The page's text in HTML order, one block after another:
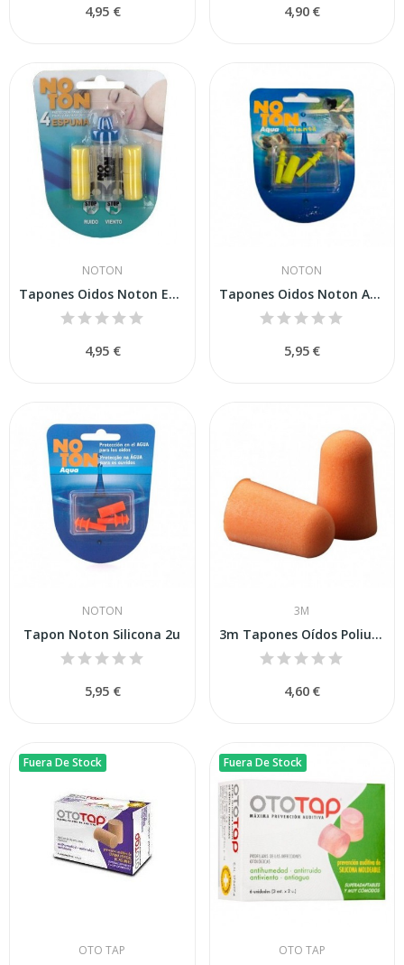
4,95 € 4,90 €
NOTON
Tapones Oidos Noton Espuma 4un
4,95 €
NOTON
Tapones Oidos Noton Aqua Infantil
5,95 €
NOTON
Tapon Noton Silicona 2u
5,95 €
3M
3m Tapones Oídos Poliuretano Ruido 4uds
4,60 €
Fuera De Stock
OTO TAP
Fuera De Stock
OTO TAP